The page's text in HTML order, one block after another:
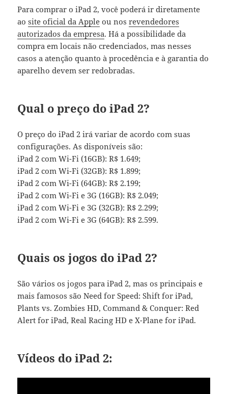
Para comprar o iPad 2, você poderá ir diretamente
aosite oficial da Apple ou nosrevendedores
autorizados da empresa. Há a possibilidade da
compra em locais não credenciados, mas nesses
casos a atenção quanto à procedência e à garantia do
aparelho devem ser redobradas.
Qual o preço do iPad 2?
O preço do iPad 2 irá variar de acordo com suas
configurações. As disponíveis são:
iPad 2 com Wi-Fi (16GB): R$ 1.649;
iPad 2 com Wi-Fi (32GB): R$ 1.899;
iPad 2 com Wi-Fi (64GB): R$ 2.199;
iPad 2 com Wi-Fi e 3G (16GB): R$ 2.049;
iPad 2 com Wi-Fi e 3G (32GB): R$ 2.299;
iPad 2 com Wi-Fi e 3G (64GB): R$ 2.599.
Quais os jogos do iPad 2?
São vários os jogos para iPad 2, mas os principais e
mais famosos são Need for Speed: Shift for iPad,
Plants vs. Zombies HD, Command & Conquer: Red
Alert for iPad, Real Racing HD e X-Plane for iPad.
Vídeos do iPad 2: